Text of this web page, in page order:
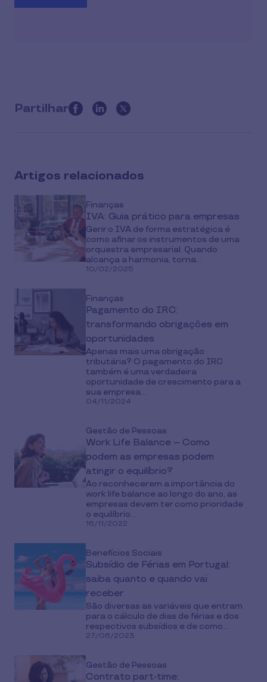
Partilhar
this
media
Artigos relacionados
Finanças
IVA: Guia prático para empresas
Gerir o IVA de forma estratégica é
como afinar os instrumentos de uma
orquestra empresarial. Quando
alcança a harmonia, torna...
10/02/2025
Finanças
Pagamento do IRC:
transformando obrigações em
oportunidades
Apenas mais uma obrigação
tributária? O pagamento do IRC
também é uma verdadeira
oportunidade de crescimento para a
sua empresa...
04/11/2024
Gestão de Pessoas
Work Life Balance – Como
podem as empresas podem
atingir o equilíbrio?
Ao reconhecerem a importância do
work life balance ao longo do ano, as
empresas devem ter como prioridade
o equilíbrio...
16/11/2022
Benefícios Sociais
Subsídio de Férias em Portugal:
saiba quanto e quando vai
receber
São diversas as variáveis que entram
para o cálculo de dias de férias e dos
respectivos subsídios e de como...
27/06/2023
Gestão de Pessoas
Contrato part-time: